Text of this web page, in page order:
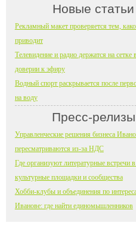
Новые статьи
Рекламный макет проверяется тем,
приводит
Телевидение и радио держатся на сетке
доверии к эфиру
Водный спорт раскрывается после
на воду
Пресс-релизы
Управленческие решения бизнеса
пересматриваются из-за НДС
Где организуют литературные встречи
культурные площадки и сообщества
Хобби-клубы и объединения по
Иванове: где найти единомышленников